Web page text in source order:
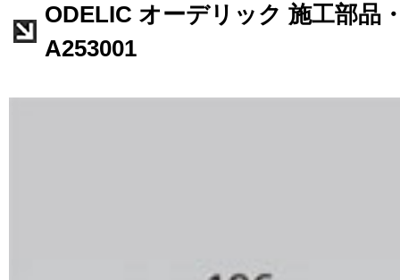
ODELIC オーデリック 施工部品
A253001